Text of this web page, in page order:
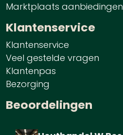
Marktplaats aanbiedingen
Klantenservice
Klantenservice
Veel gestelde vragen
Klantenpas
Bezorging
Beoordelingen